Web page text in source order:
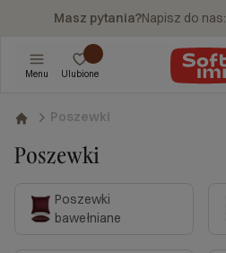
Masz pytania?Napisz do nas:
Menu Ulubione
Poszewki
Poszewki
Poszewki
bawełniane